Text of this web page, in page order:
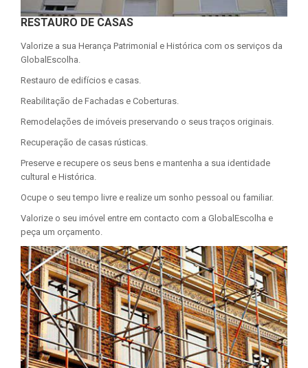
RESTAURO DE CASAS
Valorize a sua Herança Patrimonial e Histórica com os serviços da
GlobalEscolha.
Restauro de edifícios e casas.
Reabilitação de Fachadas e Coberturas.
Remodelações de imóveis preservando o seus traços originais.
Recuperação de casas rústicas.
Preserve e recupere os seus bens e mantenha a sua identidade
cultural e Histórica.
Ocupe o seu tempo livre e realize um sonho pessoal ou familiar.
Valorize o seu imóvel entre em contacto com a GlobalEscolha e
peça um orçamento.